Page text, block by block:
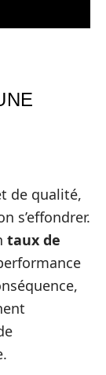
de qualité,
s’effondrer.
taux de